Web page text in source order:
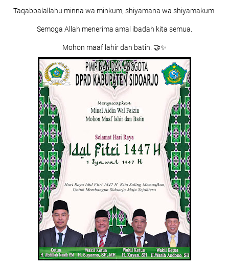
Taqabbalallahu minna wa minkum, shiyamana wa shiyamakum.
Semoga Allah menerima amal ibadah kita semua.
Mohon maaf lahir dan batin. 🤝✨